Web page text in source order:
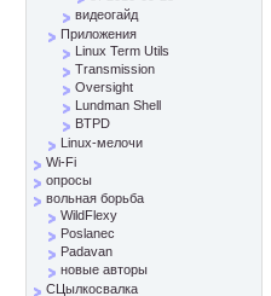
видеогайд
Приложения
Linux Term Utils
Transmission
Oversight
Lundman Shell
BTPD
Linux-мелочи
Wi-Fi
опросы
вольная борьба
WildFlexy
Poslanec
Padavan
новые авторы
СЦылкосвалка